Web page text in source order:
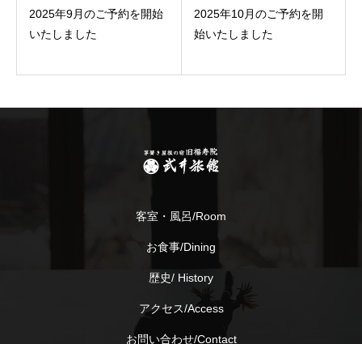
2025年9月のご予約を開始
いたしました
2025年10月のご予約を開
始いたしました
客室・風呂/Room
お食事/Dining
歴史/ History
アクセス/Access
お問い合わせ/Contact